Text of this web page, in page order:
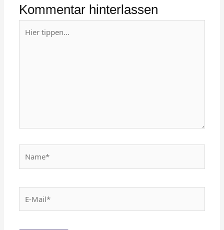
Kommentar hinterlassen
tippen...
Mail*